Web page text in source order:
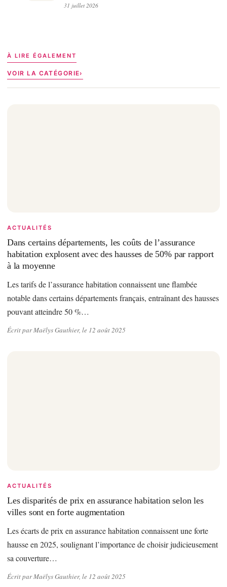
31 juillet 2026
À LIRE ÉGALEMENT
VOIR LA CATÉGORIE
ACTUALITÉS
Dans certains départements, les coûts de l’assurance
habitation explosent avec des hausses de 50% par rapport
à la moyenne
Les tarifs de l’assurance habitation connaissent une flambée
notable dans certains départements français, entraînant des hausses
pouvant atteindre 50 %…
Écrit par Maëlys Gauthier, le 12 août 2025
ACTUALITÉS
Les disparités de prix en assurance habitation selon les
villes sont en forte augmentation
Les écarts de prix en assurance habitation connaissent une forte
hausse en 2025, soulignant l’importance de choisir judicieusement
sa couverture…
Écrit par Maëlys Gauthier, le 12 août 2025